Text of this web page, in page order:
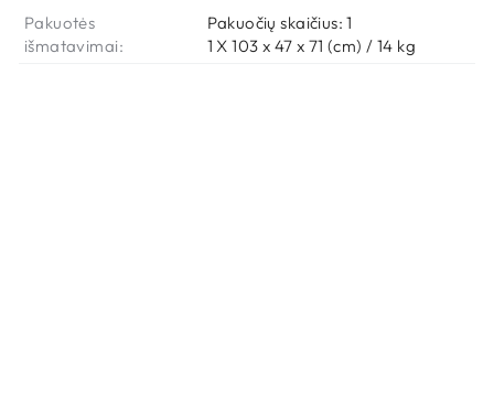
Pakuotės
išmatavimai:
Pakuočių skaičius: 1
1 X 103 x 47 x 71 (cm) / 14 kg